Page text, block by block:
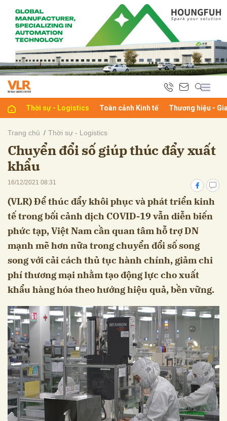
Thời sự - Logistics Toàn cảnh Kinh tế Thương hiệu -
Trang chủ Thời sự - Logistics
Chuyển đổi số giúp thúc đẩy xuất
khẩu
16/12/2021 08:31
(VLR) Để thúc đẩy khôi phục và phát triển kinh
tế trong bối cảnh dịch COVID-19 vẫn diễn biến
phức tạp, Việt Nam cần quan tâm hỗ trợ DN
mạnh mẽ hơn nữa trong chuyển đổi số song
song với cải cách thủ tục hành chính, giảm chi
phí thương mại nhằm tạo động lực cho xuất
khẩu hàng hóa theo hướng hiệu quả, bền vững.
luận
Hủy